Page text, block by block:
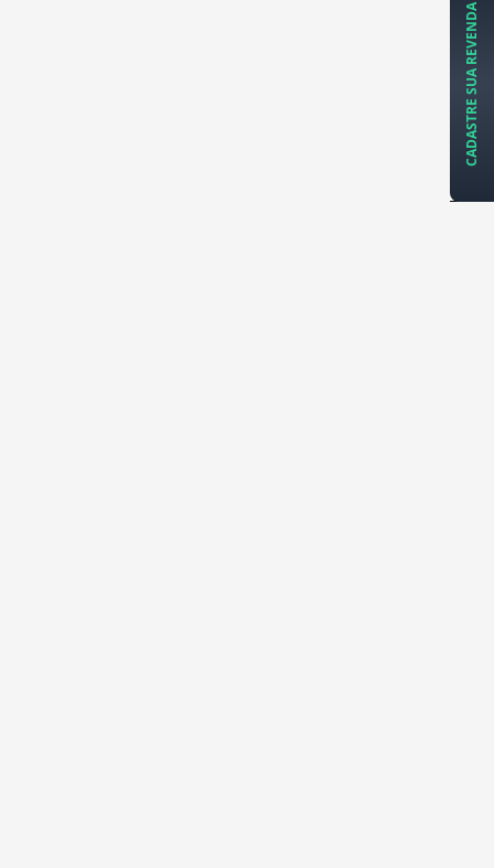
CADASTRE SUA REVENDA